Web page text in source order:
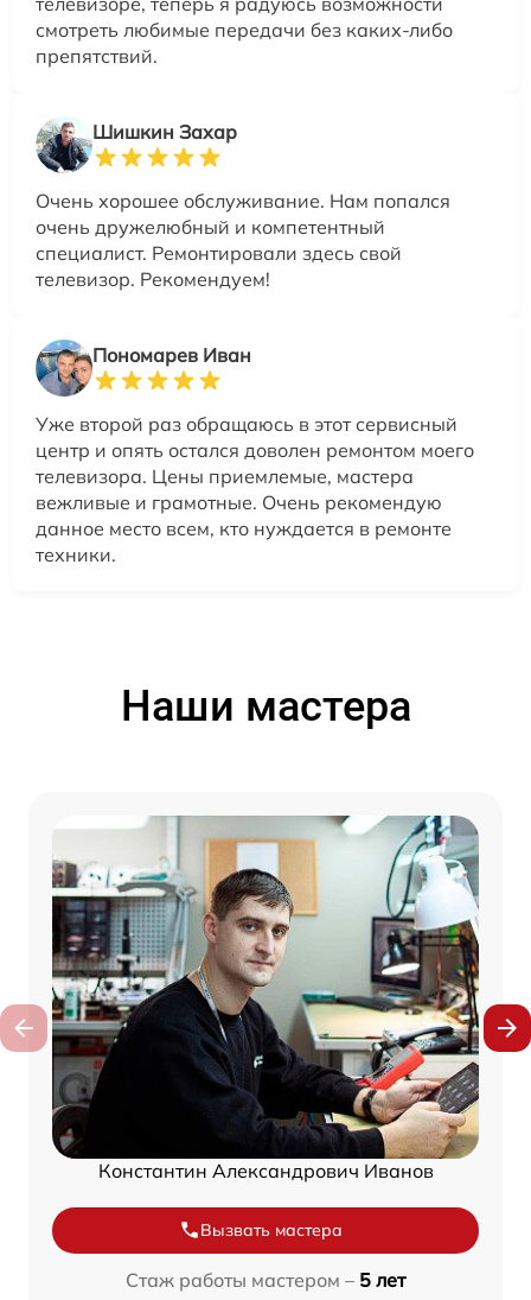
смотреть любимые передачи без каких-либо
препятствий.
Шишкин Захар
Очень хорошее обслуживание. Нам попался
очень дружелюбный и компетентный
специалист. Ремонтировали здесь свой
телевизор. Рекомендуем!
Пономарев Иван
Уже второй раз обращаюсь в этот сервисный
центр и опять остался доволен ремонтом моего
телевизора. Цены приемлемые, мастера
вежливые и грамотные. Очень рекомендую
данное место всем, кто нуждается в ремонте
техники.
Наши мастера
Константин Александрович Иванов
Вызвать мастера
Стаж работы мастером – 5 лет